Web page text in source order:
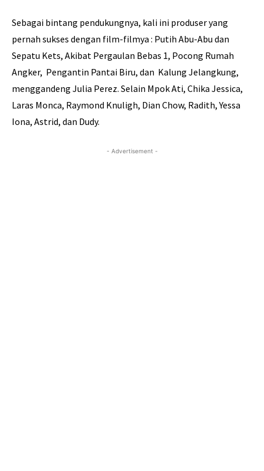
Sebagai bintang pendukungnya, kali ini produser yang
pernah sukses dengan film-filmya : Putih Abu-Abu dan
Sepatu Kets, Akibat Pergaulan Bebas 1, Pocong Rumah
Angker, Pengantin Pantai Biru, dan Kalung Jelangkung,
menggandeng Julia Perez. Selain Mpok Ati, Chika Jessica,
Laras Monca, Raymond Knuligh, Dian Chow, Radith, Yessa
Iona, Astrid, dan Dudy.
- Advertisement -